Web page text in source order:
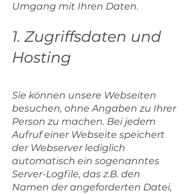
Umgang mit Ihren Daten.
1. Zugriffsdaten und
Hosting
Sie können unsere Webseiten
besuchen, ohne Angaben zu Ihrer
Person zu machen. Bei jedem
Aufruf einer Webseite speichert
der Webserver lediglich
automatisch ein sogenanntes
Server-Logfile, das z.B. den
Namen der angeforderten Datei,